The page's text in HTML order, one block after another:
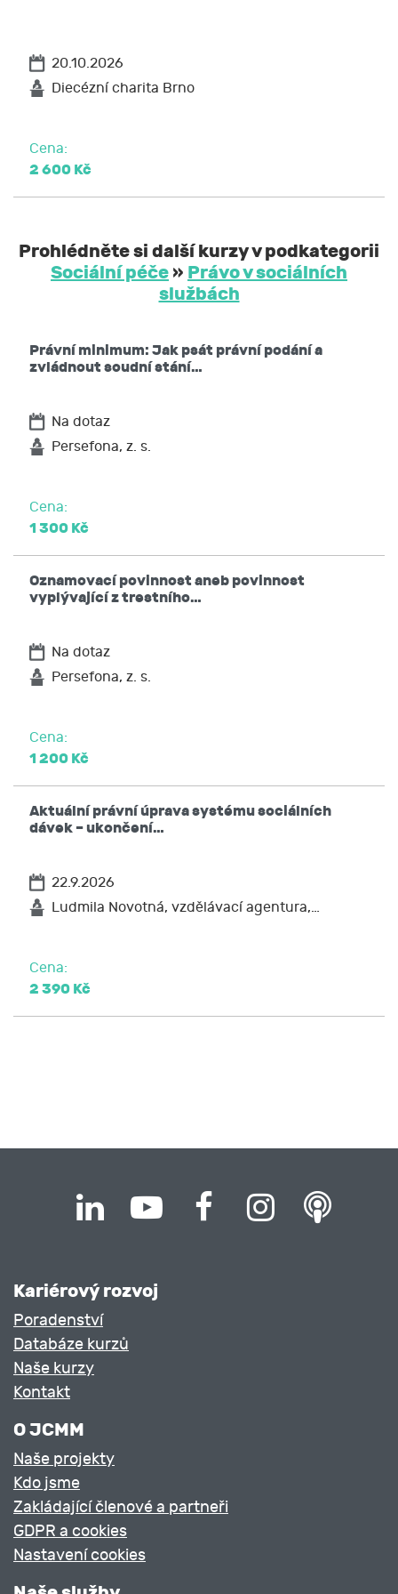
20.10.2026
Diecézní charita Brno
Cena:
2 600 Kč
Prohlédněte si další kurzy v podkategorii
Sociální péče » Právo v sociálních
službách
Právní minimum: Jak psát právní podání a
zvládnout soudní stání…
Na dotaz
Persefona, z. s.
Cena:
1 300 Kč
Oznamovací povinnost aneb povinnost
vyplývající z trestního…
Na dotaz
Persefona, z. s.
Cena:
1 200 Kč
Aktuální právní úprava systému sociálních
dávek – ukončení…
22.9.2026
Ludmila Novotná, vzdělávací agentura,…
Cena:
2 390 Kč
Kariérový rozvoj
Poradenství
Databáze kurzů
Naše kurzy
Kontakt
O JCMM
Naše projekty
Kdo jsme
Zakládající členové a partneři
GDPR a cookies
Nastavení cookies